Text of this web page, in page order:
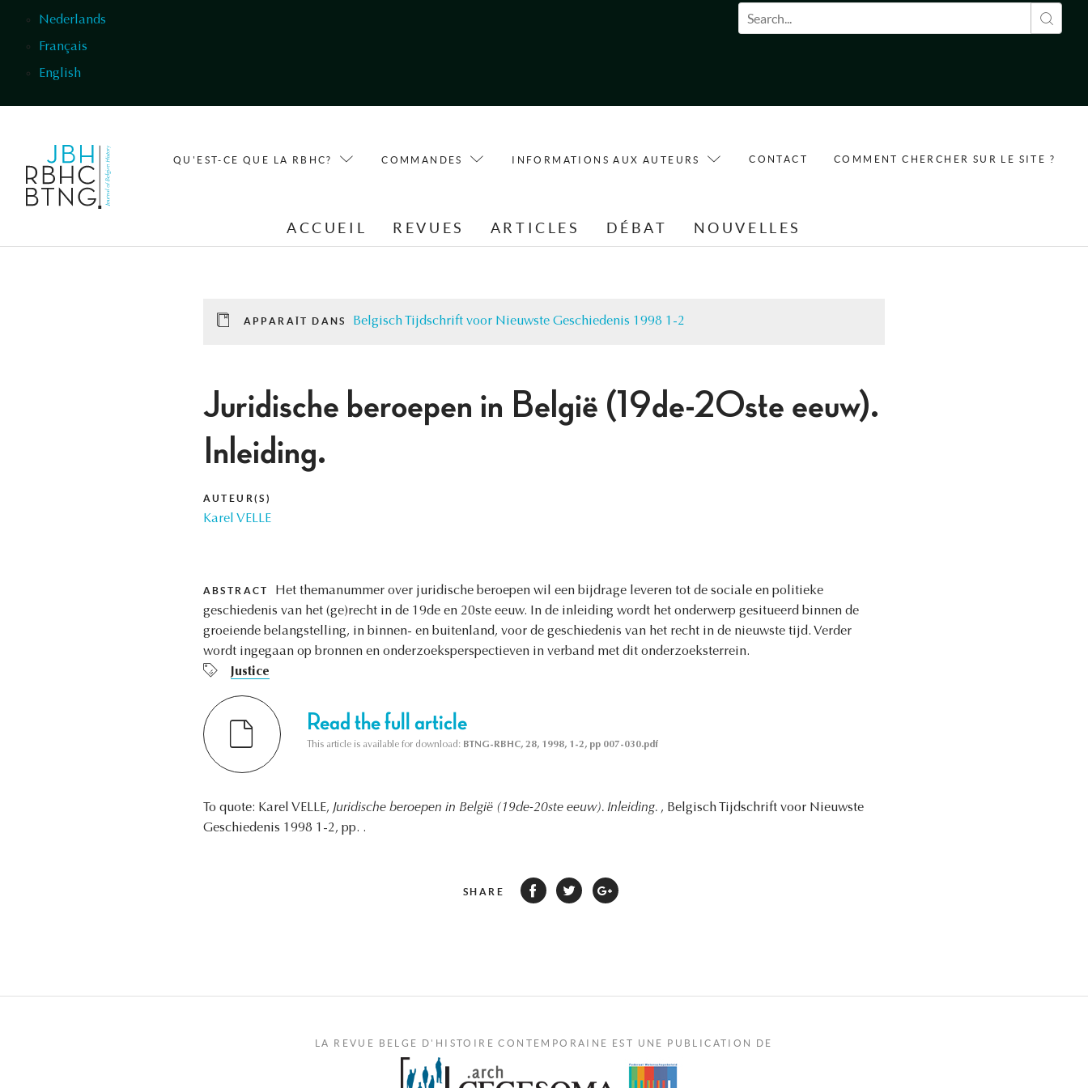
Nederlands
Français
English
Formulaire de recherche
QU'EST-CE QUE LA RBHC? COMMANDES INFORMATIONS AUX AUTEURS CONTACT COMMENT CHERCHER SUR LE SITE ?
ACCUEIL REVUES ARTICLES DÉBAT NOUVELLES
APPARAÎT DANS Belgisch Tijdschrift voor Nieuwste Geschiedenis 1998 1-2
Juridische beroepen in België (19de-20ste eeuw).
Inleiding.
AUTEUR(S)
Karel VELLE
ABSTRACT
Het themanummer over juridische beroepen wil een bijdrage leveren tot de sociale en politieke
geschiedenis van het (ge)recht in de 19de en 20ste eeuw. In de inleiding wordt het onderwerp gesitueerd binnen de
groeiende belangstelling, in binnen- en buitenland, voor de geschiedenis van het recht in de nieuwste tijd. Verder
wordt ingegaan op bronnen en onderzoeksperspectieven in verband met dit onderzoeksterrein.
Justice
Read the full article
This article is available for download: BTNG-RBHC, 28, 1998, 1-2, pp 007-030.pdf
To quote: Karel VELLE, Juridische beroepen in België (19de-20ste eeuw). Inleiding. , Belgisch Tijdschrift voor Nieuwste
Geschiedenis 1998 1-2, pp. .
SHARE
LA REVUE BELGE D'HISTOIRE CONTEMPORAINE EST UNE PUBLICATION DE